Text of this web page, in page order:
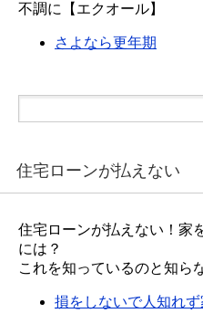
不調に【エクオール】
さよなら更年期
住宅ローンが払えない
住宅ローンが払えない！家
には？
これを知っているのと知ら
損をしないで人知れ